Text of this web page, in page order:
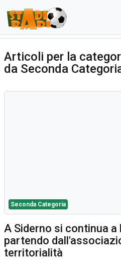
Articoli per la
da Seconda
Seconda Categoria
A Siderno si continua
partendo
territorialità